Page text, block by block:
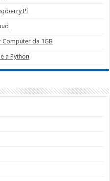
Pi
Computer da 1GB
a Python